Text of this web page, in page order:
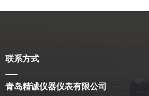
联系方式
青岛精诚仪器仪表有限公司